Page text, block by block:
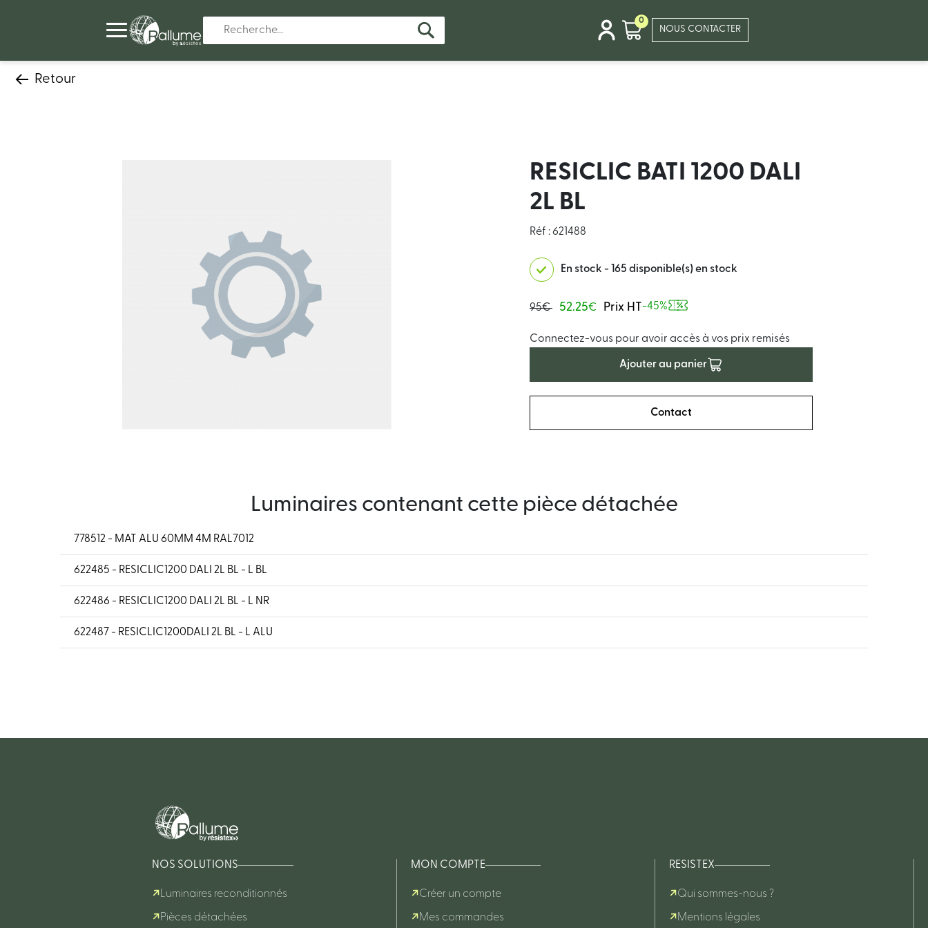
0
NOUS CONTACTER
Retour
RESICLIC BATI 1200 DALI
2L BL
Réf : 621488
En stock - 165 disponible(s) en stock
95€ 52.25€ Prix HT-45%
Connectez-vous pour avoir accès à vos prix remisés
Ajouter au panier
Contact
Luminaires contenant cette pièce détachée
778512 - MAT ALU 60MM 4M RAL7012
622485 - RESICLIC1200 DALI 2L BL - L BL
622486 - RESICLIC1200 DALI 2L BL - L NR
622487 - RESICLIC1200DALI 2L BL - L ALU
NOS SOLUTIONS
Luminaires reconditionnés
Pièces détachées
MON COMPTE
Créer un compte
Mes commandes
RESISTEX
Qui sommes-nous ?
Mentions légales